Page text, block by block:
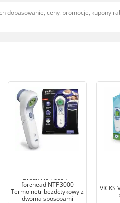
dopasowanie, ceny, promocje, kupony
Braun No Touch +
forehead NTF 3000
Termometr bezdotykowy z
dwoma sposobami
VICKS